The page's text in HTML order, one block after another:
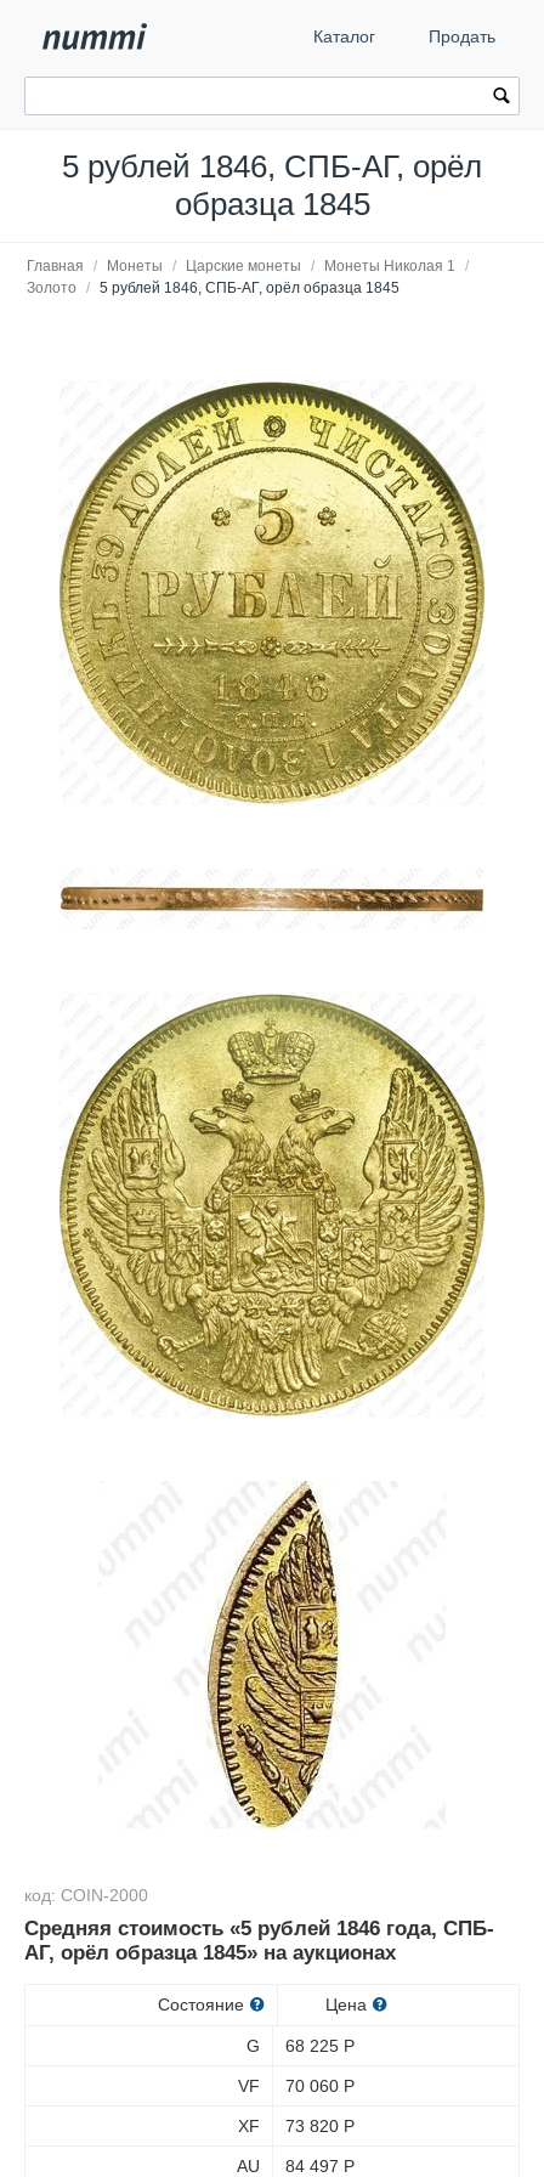
Каталог Продать
5 рублей 1846, СПБ-АГ, орёл
образца 1845
Главная / Монеты / Царские монеты / Монеты Николая 1
/
Золото
/ 5 рублей 1846, СПБ-АГ, орёл образца 1845
код: COIN-2000
Средняя стоимость «5 рублей 1846 года, СПБ-
АГ, орёл образца 1845» на аукционах
Состояние Цена
G 68 225 Р
VF 70 060 Р
XF 73 820 Р
AU 84 497 Р